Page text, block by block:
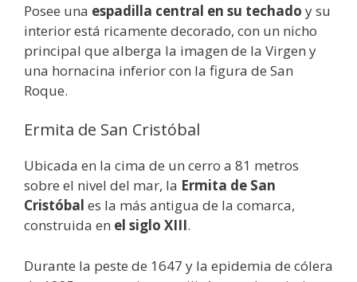
Posee una espadilla central en su techado y su
interior está ricamente decorado, con un nicho
principal que alberga la imagen de la Virgen y
una hornacina inferior con la figura de San
Roque.
Ermita de San Cristóbal
Ubicada en la cima de un cerro a 81 metros
sobre el nivel del mar, la Ermita de San
Cristóbal es la más antigua de la comarca,
construida en el siglo XIII.
Durante la peste de 1647 y la epidemia de cólera